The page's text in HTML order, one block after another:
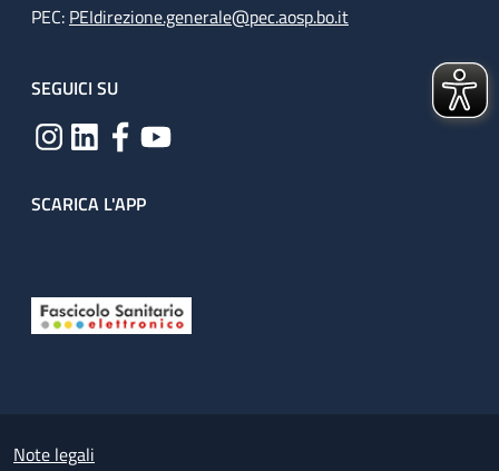
PEC: PEIdirezione.generale@pec.aosp.bo.it
SEGUICI SU
SCARICA L'APP
Small prints
Note legali